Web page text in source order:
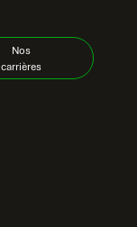
Nos
carrières